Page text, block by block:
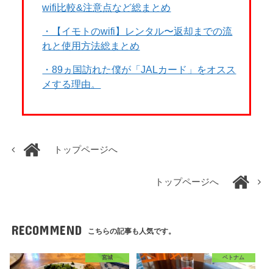
wifi比較&注意点など総まとめ
・【イモトのwifi】レンタル〜返却までの流
れと使用方法総まとめ
・89ヵ国訪れた僕が「JALカード」をオスス
メする理由。
トップページへ
トップページへ
RECOMMEND こちらの記事も人気です。
宮城 ベトナム